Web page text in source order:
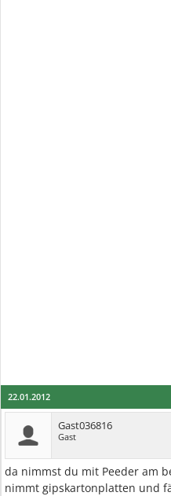
22.01.2012
Gast036816
Gast
da nimmst du mit Peeder am
nimmt gipskartonplatten und